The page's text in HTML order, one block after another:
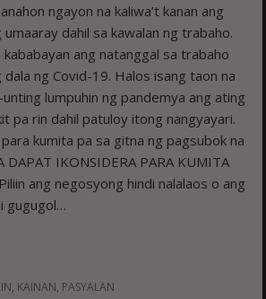
ngayon na kaliwa’t kanan ang
dahil sa kawalan ng trabaho.
ang natanggal sa trabaho
ng Covid-19. Halos isang taon na
lumpuhin ng pandemya ang ating
pa rin dahil patuloy itong nangyayari.
kumita pa sa gitna ng pagsubok na
DAPAT IKONSIDERA PARA KUMITA
ang negosyong hindi nalalaos o ang
gugugol…
KAINAN, PASYALAN